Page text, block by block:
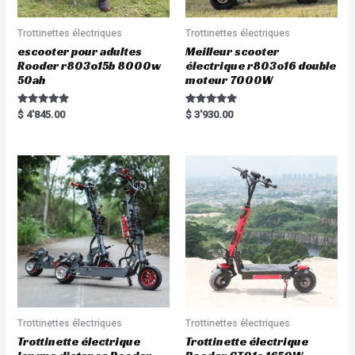
Trottinettes électriques
escooter pour adultes
Rooder r803o15b 8000w
50ah
Rated
5.00
$ 4'845.00
Trottinettes électriques
Meilleur scooter
électrique r803o16 double
moteur 7000W
Rated
5.00
$ 3'930.00
Trottinettes électriques
Trottinette électrique
Trottinettes électriques
Trottinette électrique